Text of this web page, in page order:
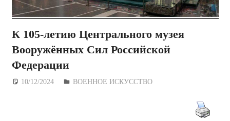
К 105-летию Центрального музея
Вооружённых Сил Российской
Федерации
10/12/2024 Дежурный по Редакции
ВОЕННОЕ ИСКУССТВО